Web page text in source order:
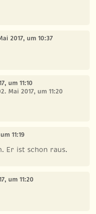
2017, um 10:37
um 11:10
Mai 2017, um 11:20
11:19
Er ist schon raus.
um 11:20